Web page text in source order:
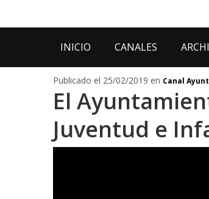
INICIO CANALES
Publicado el 25/02/2019 en Canal
El
Juventud e